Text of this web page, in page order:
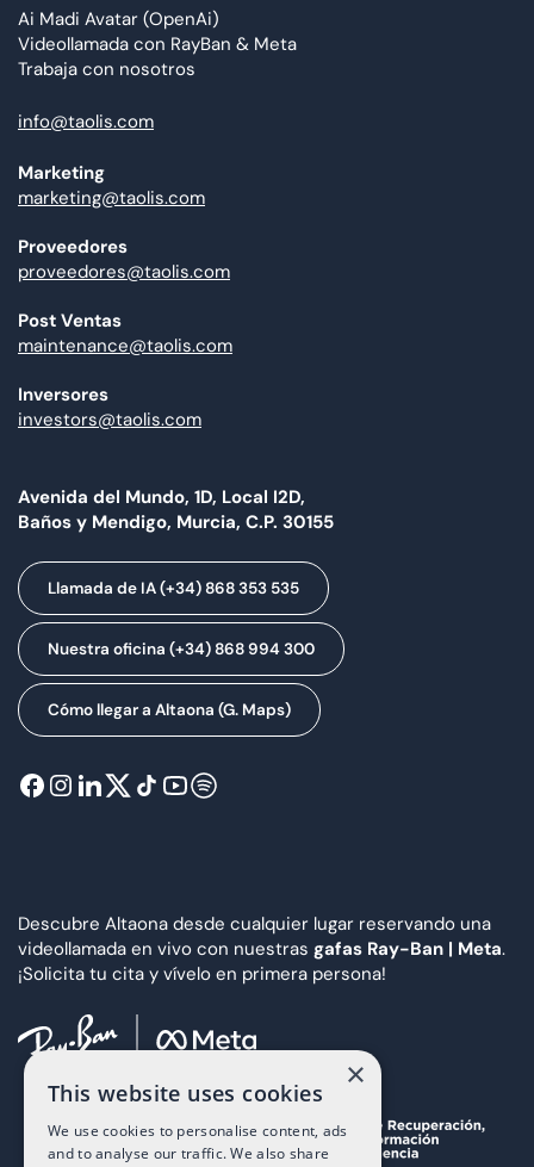
Ai Madi Avatar (OpenAi)
Videollamada con RayBan & Meta
Trabaja con nosotros
info@taolis.com
Marketing
marketing@taolis.com
Proveedores
proveedores@taolis.com
Post Ventas
maintenance@taolis.com
Inversores
investors@taolis.com
Avenida del Mundo, 1D, Local I2D,
Baños y Mendigo, Murcia, C.P. 30155
Llamada de IA (+34) 868 353 535
Nuestra oficina (+34) 868 994 300
Cómo llegar a Altaona (G. Maps)
Descubre Altaona desde cualquier lugar reservando una
videollamada en vivo con nuestras gafas Ray-Ban | Meta.
¡Solicita tu cita y vívelo en primera persona!
×
This website uses cookies
We use cookies to personalise content, ads
and to analyse our traffic. We also share